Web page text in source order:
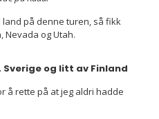
på denne turen, så fikk
Nevada og Utah.
og litt av Finland
å rette på at jeg aldri hadde